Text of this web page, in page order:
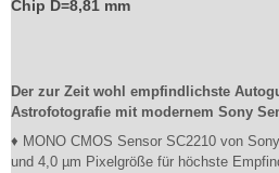
Chip D=8,81 mm
Der zur Zeit wohl empfindlichste
Astrofotografie mit modernem Sony
♦ MONO CMOS Sensor SC2210 von
und 4,0 µm Pixelgröße für höchste